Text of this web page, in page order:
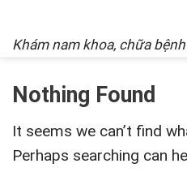
Khám nam khoa, chữa
Nothing Found
It seems we can’t find
Perhaps searching can